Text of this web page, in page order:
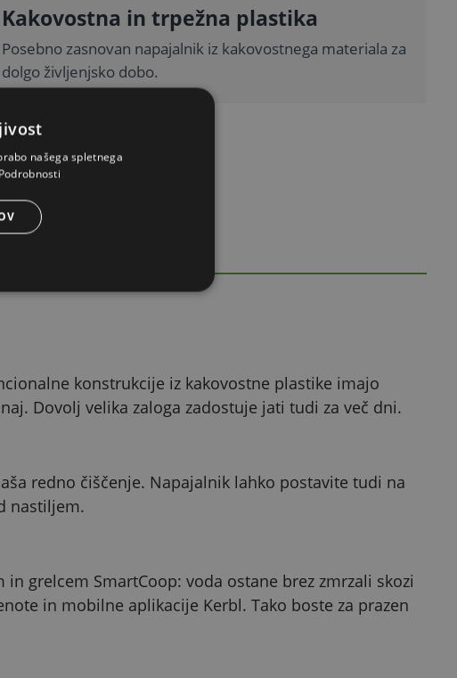
Kakovostna in trpežna plastika
Posebno zasnovan napajalnik iz kakovostnega materiala za
dolgo življenjsko dobo.
konstrukcije iz kakovostne plastike imajo
Dovolj velika zaloga zadostuje jati tudi za več dni.
redno čiščenje. Napajalnik lahko postavite tudi na
nastiljem.
grelcem SmartCoop: voda ostane brez zmrzali skozi
in mobilne aplikacije Kerbl. Tako boste za prazen
našega spletnega
Podrobnosti